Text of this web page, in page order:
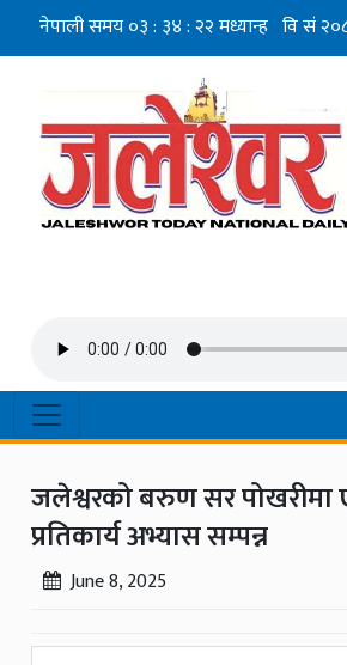
जलेश्वरको बरुण सर
प्रतिकार्य अभ्यास सम्पन्न
June 8, 2025